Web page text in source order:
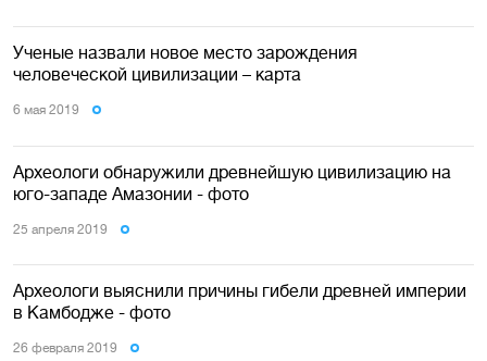
Ученые назвали новое место зарождения
человеческой цивилизации – карта
6 мая 2019
Археологи обнаружили древнейшую цивилизацию на
юго-западе Амазонии - фото
25 апреля 2019
Археологи выяснили причины гибели древней империи
в Камбодже - фото
26 февраля 2019